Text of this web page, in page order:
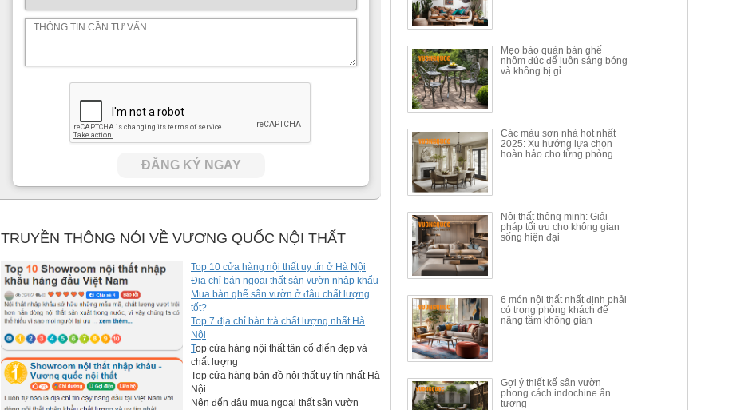
ĐĂNG KÝ NGAY
TRUYỀN THÔNG NÓI VỀ VƯƠNG QUỐC NỘI THẤT
Top 10 cửa hàng nội thất uy tín ở Hà Nội
Địa chỉ bán ngoại thất sân vườn nhâp khẩu
Mua bàn ghế sân vườn ở đâu chất lượng
tốt?
Top 7 địa chỉ bàn trà chất lượng nhất Hà
Nội
Top cửa hàng nội thất tân cổ điển đẹp và
chất lượng
Top cửa hàng bán đồ nội thất uy tín nhất Hà
Nội
Nên đến đâu mua ngoại thất sân vườn
BÀN GHẾ TRANG ĐIỂM
THÔNG MINH HIỆN ĐẠI
TÍCH HỢP SẠC...
Mã sp: HH.BTD08
6.510.000đ
BỘ BÀN ĂN ĐẢO MẶT ĐÁ
PHIẾN AK3699
Mẹo bảo quản bàn ghế
nhôm đúc để luôn sáng bóng
và không bị gỉ
Các màu sơn nhà hot nhất
2025: Xu hướng lựa chọn
hoàn hảo cho từng phòng
Nội thất thông minh: Giải
pháp tối ưu cho không gian
sống hiện đại
6 món nội thất nhất định phải
có trong phòng khách để
nâng tầm không gian
Gợi ý thiết kế sân vườn
phong cách indochine ấn
tượng